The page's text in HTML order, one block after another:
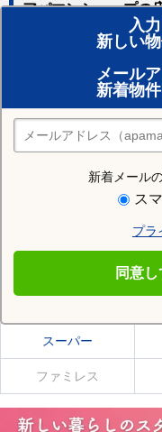
入
新しい
メール
新着物
新着メール
ス
プラ
同意
アパマンショップの
賃貸のプロがお部屋探し！
おまかせ物件リクエスト
住みたい街の店舗を探す
店舗検索
住む街研究所で馬堀
馬堀駅の施設一覧
スーパー
ファミレス